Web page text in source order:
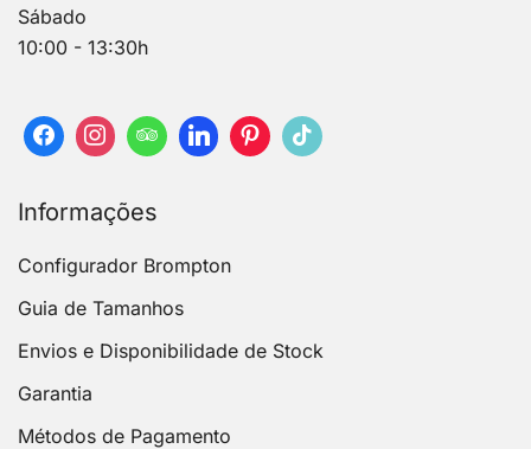
Sábado
10:00 - 13:30h
Informações
Configurador Brompton
Guia de Tamanhos
Envios e Disponibilidade de Stock
Garantia
Métodos de Pagamento